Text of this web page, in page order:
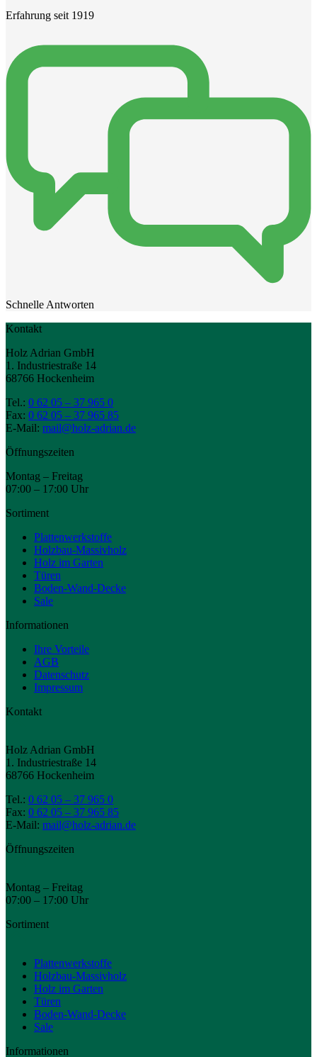
Erfahrung seit 1919
Schnelle Antworten
Kontakt
Holz Adrian GmbH
1. Industriestraße 14
68766 Hockenheim
Tel.: 0 62 05 – 37 965 0
Fax: 0 62 05 – 37 965 85
E-Mail: mail@holz-adrian.de
Öffnungszeiten
Montag – Freitag
07:00 – 17:00 Uhr
Sortiment
Plattenwerkstoffe
Holzbau-Massivholz
Holz im Garten
Türen
Boden-Wand-Decke
Sale
Informationen
Ihre Vorteile
AGB
Datenschutz
Impressum
Kontakt
Holz Adrian GmbH
1. Industriestraße 14
68766 Hockenheim
Tel.: 0 62 05 – 37 965 0
Fax: 0 62 05 – 37 965 85
E-Mail: mail@holz-adrian.de
Öffnungszeiten
Montag – Freitag
07:00 – 17:00 Uhr
Sortiment
Plattenwerkstoffe
Holzbau-Massivholz
Holz im Garten
Türen
Boden-Wand-Decke
Sale
Informationen